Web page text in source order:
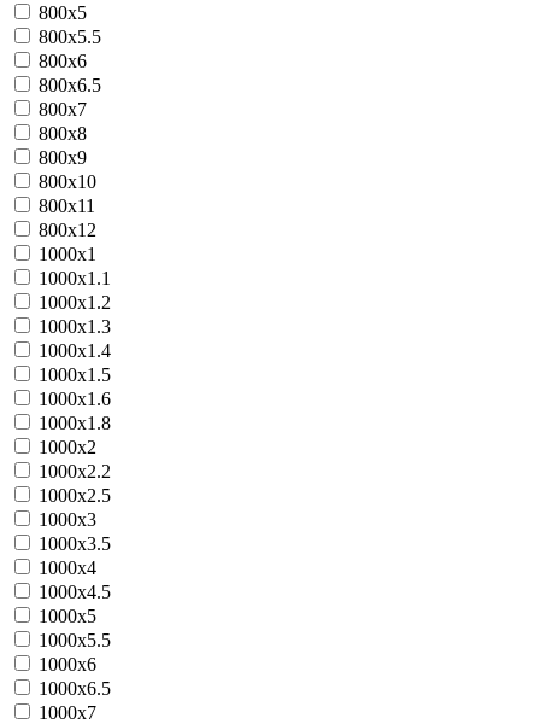
800х5
800х5.5
800х6
800х6.5
800х7
800х8
800х9
800х10
800х11
800х12
1000х1
1000х1.1
1000х1.2
1000х1.3
1000х1.4
1000х1.5
1000х1.6
1000х1.8
1000х2
1000х2.2
1000х2.5
1000х3
1000х3.5
1000х4
1000х4.5
1000х5
1000х5.5
1000х6
1000х6.5
1000х7